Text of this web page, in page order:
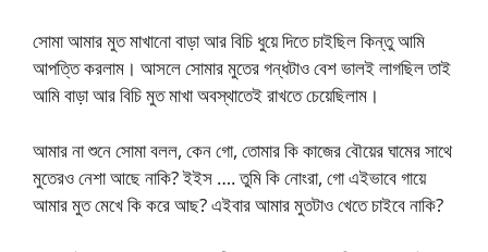
সোমা আমার মুত মাখানো বাড়া আর বিচি ধুয়ে দিতে চাইছিল কিন্তু আমি
আপত্তি করলাম। আসলে সোমার মুতের গন্ধটাও বেশ ভালই লাগছিল তাই
আমি বাড়া আর বিচি মুত মাখা অবস্থাতেই রাখতে চেয়েছিলাম।
আমার না শুনে সোমা বলল, কেন গো, তোমার কি কাজের বৌয়ের ঘামের সাথে
মুতেরও নেশা আছে নাকি? ইইস …. তুমি কি নোংরা, গো এইভাবে গায়ে
আমার মুত মেখে কি করে আছ? এইবার আমার মুতটাও খেতে চাইবে নাকি?